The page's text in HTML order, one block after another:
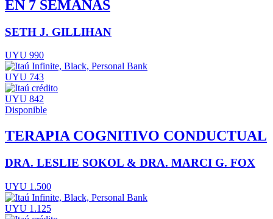
EN 7 SEMANAS
SETH J. GILLIHAN
UYU 990
UYU 743
UYU 842
Disponible
TERAPIA COGNITIVO CONDUCTUAL
DRA. LESLIE SOKOL & DRA. MARCI G. FOX
UYU 1.500
UYU 1.125